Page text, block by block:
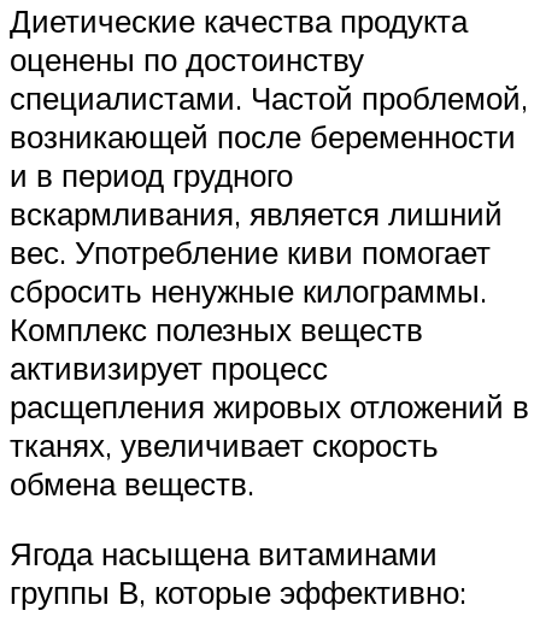
Диетические качества продукта
оценены по достоинству
специалистами. Частой проблемой,
возникающей после беременности
и в период грудного
вскармливания, является лишний
вес. Употребление киви помогает
сбросить ненужные килограммы.
Комплекс полезных веществ
активизирует процесс
расщепления жировых отложений в
тканях, увеличивает скорость
обмена веществ.
Ягода насыщена витаминами
группы В, которые эффективно: